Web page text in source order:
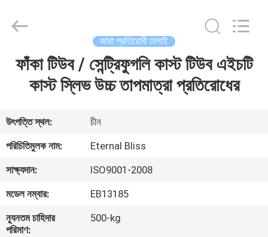
বাড়ি
ভিডিও
আমাদের
সম্পর্কে
Forging
Reserved.
জারা প্রতিরোধী ঢালাই
ফাঁকা টিউব / সেন্ট্রিফুগলি কাস্ট টিউব এইচটি
কাস্ট স্লিভ উচ্চ তাপমাত্রা প্রতিরোধের
উৎপত্তি স্থল:
চীন
পরিচিতিমুলক নাম:
Eternal Bliss
সাক্ষ্যদান:
ISO9001-2008
মডেল নম্বার:
EB13185
ন্যূনতম চাহিদার
পরিমাণ:
500-kg